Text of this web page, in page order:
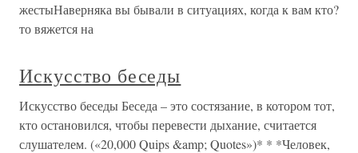
жестыНаверняка вы бывали в ситуациях, когда к вам кто?
то вяжется на
Искусство беседы
Искусство беседы Беседа – это состязание, в котором тот,
кто остановился, чтобы перевести дыхание, считается
слушателем. («20,000 Quips &amp; Quotes»)* * *Человек,